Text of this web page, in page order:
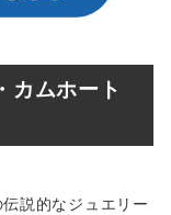
カムホート
説的なジュエリー